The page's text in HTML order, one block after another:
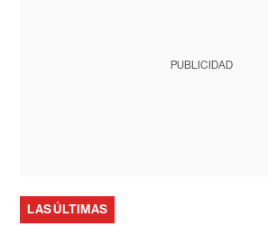
PUBLICIDAD
LAS ÚLTIMAS